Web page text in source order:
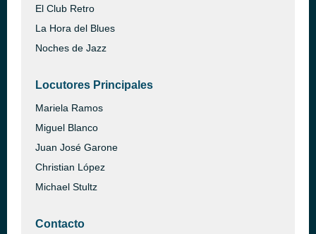
El Club Retro
La Hora del Blues
Noches de Jazz
Locutores Principales
Mariela Ramos
Miguel Blanco
Juan José Garone
Christian López
Michael Stultz
Contacto